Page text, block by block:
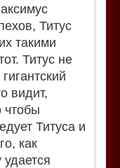
Титус
такими
Титус не
видит,
чтобы
Титуса и
как